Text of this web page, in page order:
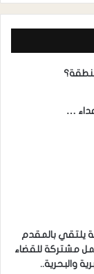
…
يلتقي بالمقدم
مشتركة للقضاء
والبحرية..